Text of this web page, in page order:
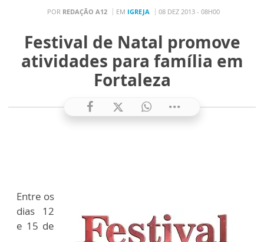
POR REDAÇÃO A12 EM IGREJA 08 DEZ 2013 - 08H00
Festival de Natal promove
atividades para família em
Fortaleza
Entre os
dias 12
e 15 de